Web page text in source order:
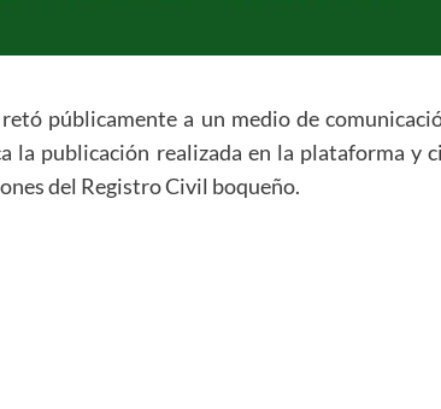
públicamente a un medio de
publicación realizada en la plataforma y
del Registro Civil boqueño.